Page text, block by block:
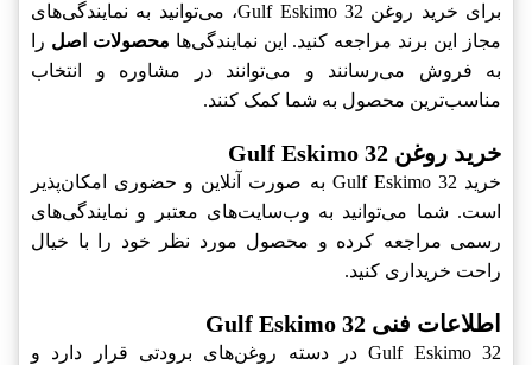
برای خرید روغن Gulf Eskimo 32، می‌توانید به نمایندگی‌های
مجاز این برند مراجعه کنید. این نمایندگی‌ها محصولات اصل را
به فروش می‌رسانند و می‌توانند در مشاوره و انتخاب
مناسب‌ترین محصول به شما کمک کنند.
خرید روغن Gulf Eskimo 32
خرید Gulf Eskimo 32 به صورت آنلاین و حضوری امکان‌پذیر
است. شما می‌توانید به وب‌سایت‌های معتبر و نمایندگی‌های
رسمی مراجعه کرده و محصول مورد نظر خود را با خیال
راحت خریداری کنید.
اطلاعات فنی Gulf Eskimo 32
Gulf Eskimo 32 در دسته روغن‌های برودتی قرار دارد و